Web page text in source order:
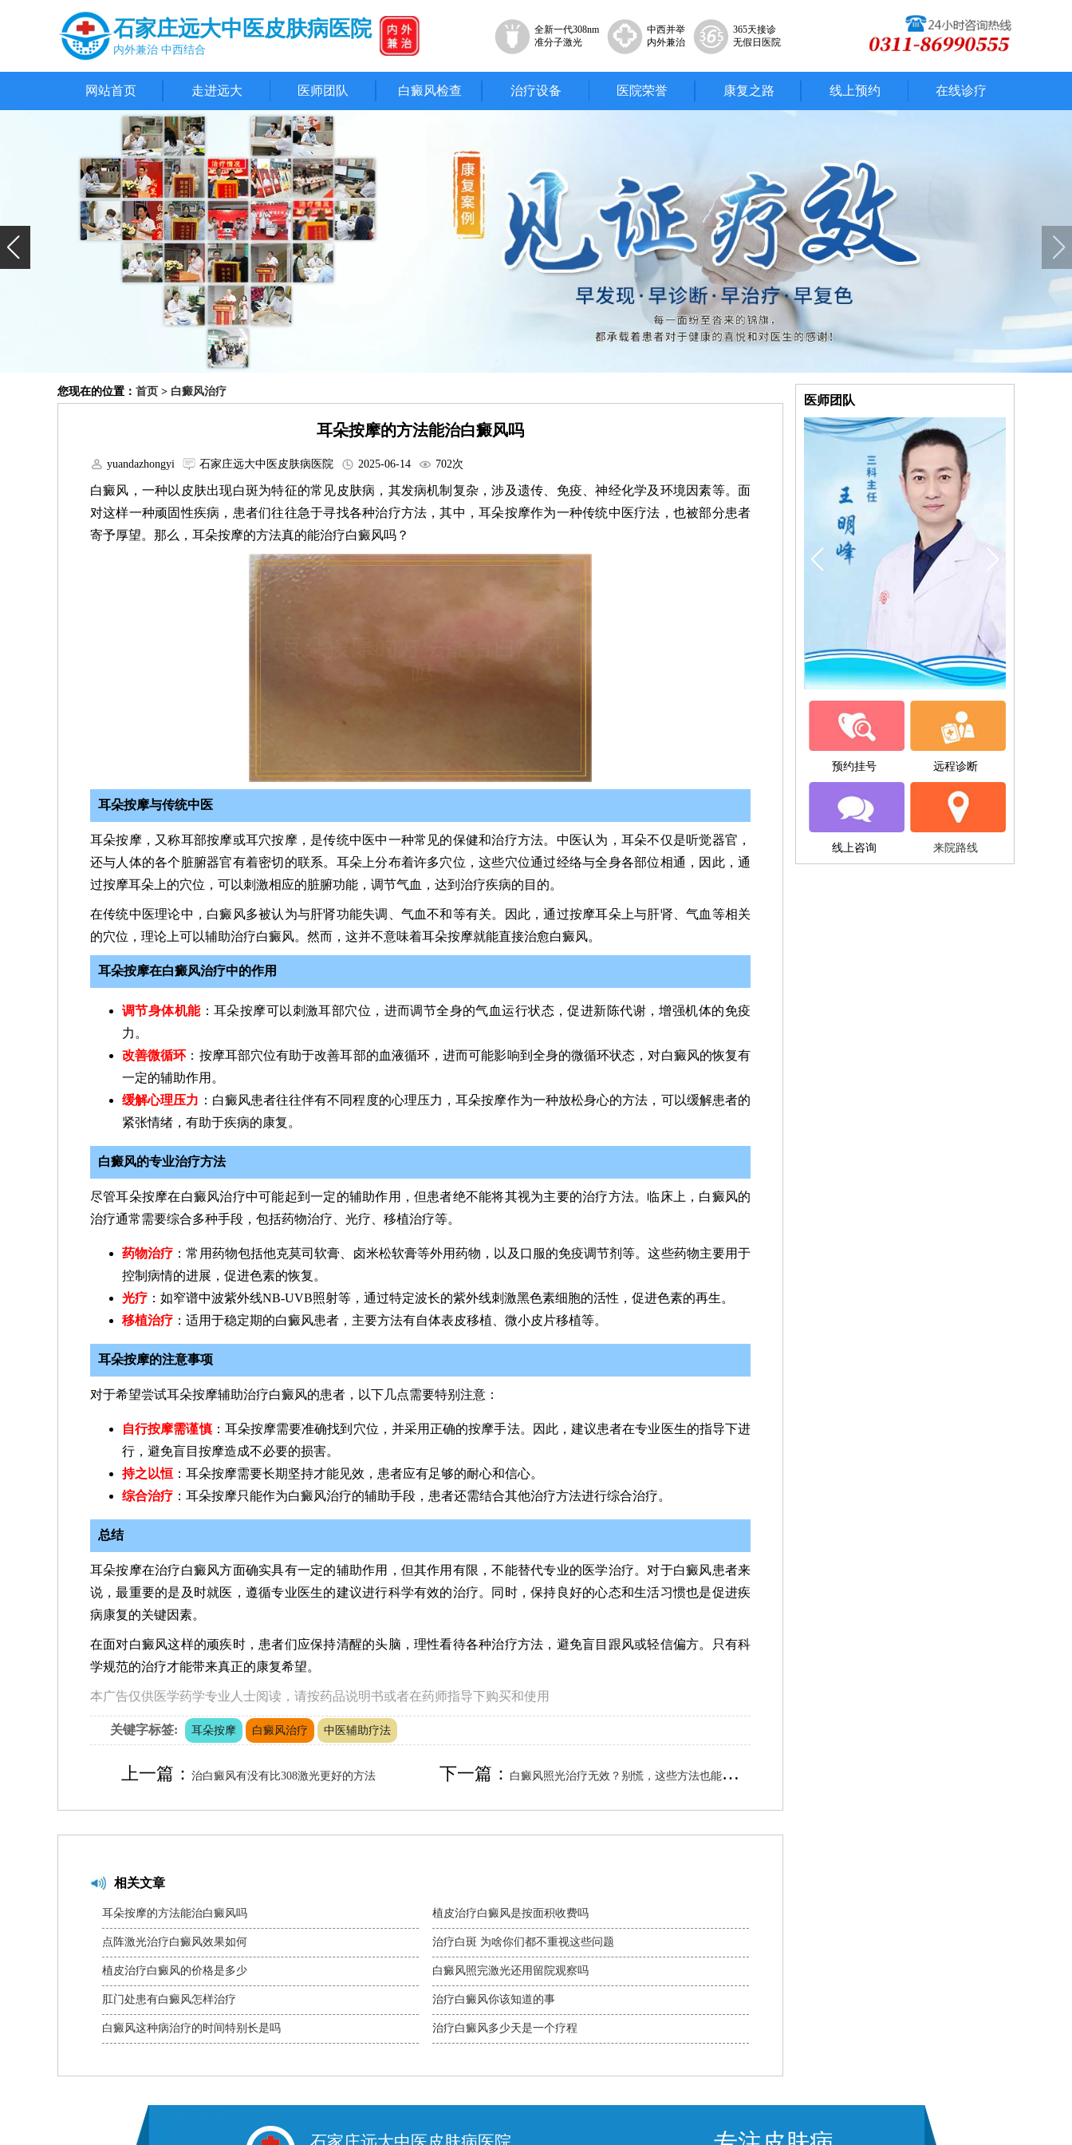
石家庄远大中医皮肤病医院
内外兼治 中西结合
全新一代308nm
准分子激光
中西并举
内外兼治
365天接诊
无假日医院
网站首页 走进远大 医师团队 白癜风检查 治疗设备 医院荣誉 康复之路 线上预约 在线诊疗
您现在的位置： 首页 > 白癜风治疗
耳朵按摩的方法能治白癜风吗
yuandazhongyi 石家庄远大中医皮肤病医院 2025-06-14 702次
白癜风，一种以皮肤出现白斑为特征的常见皮肤病，其发病机制复杂，涉及遗传、免疫、神经化学及环境因素等。面
对这样一种顽固性疾病，患者们往往急于寻找各种治疗方法，其中，耳朵按摩作为一种传统中医疗法，也被部分患者
寄予厚望。那么，耳朵按摩的方法真的能治疗白癜风吗？
耳朵按摩与传统中医
耳朵按摩，又称耳部按摩或耳穴按摩，是传统中医中一种常见的保健和治疗方法。中医认为，耳朵不仅是听觉器官，
还与人体的各个脏腑器官有着密切的联系。耳朵上分布着许多穴位，这些穴位通过经络与全身各部位相通，因此，通
过按摩耳朵上的穴位，可以刺激相应的脏腑功能，调节气血，达到治疗疾病的目的。
在传统中医理论中，白癜风多被认为与肝肾功能失调、气血不和等有关。因此，通过按摩耳朵上与肝肾、气血等相关
的穴位，理论上可以辅助治疗白癜风。然而，这并不意味着耳朵按摩就能直接治愈白癜风。
耳朵按摩在白癜风治疗中的作用
调节身体机能：耳朵按摩可以刺激耳部穴位，进而调节全身的气血运行状态，促进新陈代谢，增强机体的免疫
力。
改善微循环 ：按摩耳部穴位有助于改善耳部的血液循环，进而可能影响到全身的微循环状态，对白癜风的恢复有
一定的辅助作用。
缓解心理压力 ：白癜风患者往往伴有不同程度的心理压力，耳朵按摩作为一种放松身心的方法，可以缓解患者的
紧张情绪，有助于疾病的康复。
白癜风的专业治疗方法
尽管耳朵按摩在白癜风治疗中可能起到一定的辅助作用，但患者绝不能将其视为主要的治疗方法。临床上，白癜风的
治疗通常需要综合多种手段，包括药物治疗、光疗、移植治疗等。
药物治疗 ：常用药物包括他克莫司软膏、卤米松软膏等外用药物，以及口服的免疫调节剂等。这些药物主要用于
控制病情的进展，促进色素的恢复。
光疗 ：如窄谱中波紫外线NB-UVB照射等，通过特定波长的紫外线刺激黑色素细胞的活性，促进色素的再生。
移植治疗 ：适用于稳定期的白癜风患者，主要方法有自体表皮移植、微小皮片移植等。
耳朵按摩的注意事项
对于希望尝试耳朵按摩辅助治疗白癜风的患者，以下几点需要特别注意：
自行按摩需谨慎：耳朵按摩需要准确找到穴位，并采用正确的按摩手法。因此，建议患者在专业医生的指导下进
行，避免盲目按摩造成不必要的损害。
持之以恒 ：耳朵按摩需要长期坚持才能见效，患者应有足够的耐心和信心。
综合治疗 ：耳朵按摩只能作为白癜风治疗的辅助手段，患者还需结合其他治疗方法进行综合治疗。
总结
耳朵按摩在治疗白癜风方面确实具有一定的辅助作用，但其作用有限，不能替代专业的医学治疗。对于白癜风患者来
说，最重要的是及时就医，遵循专业医生的建议进行科学有效的治疗。同时，保持良好的心态和生活习惯也是促进疾
病康复的关键因素。
在面对白癜风这样的顽疾时，患者们应保持清醒的头脑，理性看待各种治疗方法，避免盲目跟风或轻信偏方。只有科
学规范的治疗才能带来真正的康复希望。
本广告仅供医学药学专业人士阅读，请按药品说明书或者在药师指导下购买和使用
关键字标签: 耳朵按摩 白癜风治疗 中医辅助疗法
上一篇：治白癜风有没有比308激光更好的方法 下一篇：
白癜风照光治疗无效？别慌，这些方法也能帮到
相关文章
耳朵按摩的方法能治白癜风吗
点阵激光治疗白癜风效果如何
植皮治疗白癜风的价格是多少
肛门处患有白癜风怎样治疗
白癜风这种病治疗的时间特别长是吗
植皮治疗白癜风是按面积收费吗
治疗白斑 为啥你们都不重视这些问题
白癜风照完激光还用留院观察吗
治疗白癜风你该知道的事
治疗白癜风多少天是一个疗程
医师团队
预约挂号 远程诊断
线上咨询 来院路线